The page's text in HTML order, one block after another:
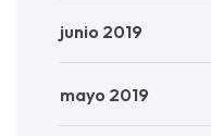
junio 2019
mayo 2019